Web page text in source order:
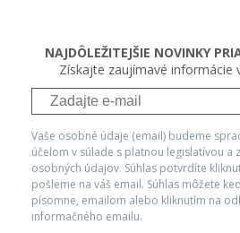
NAJDÔLEŽITEJŠIE NOVINKY
Získajte zaujímavé informácie
Vaše osobné údaje (email) budeme
účelom v súlade s platnou legislatívou a
osobných údajov. Súhlas potvrdíte
pošleme na váš email. Súhlas môžete
písomne, emailom alebo kliknutím na
informačného emailu.